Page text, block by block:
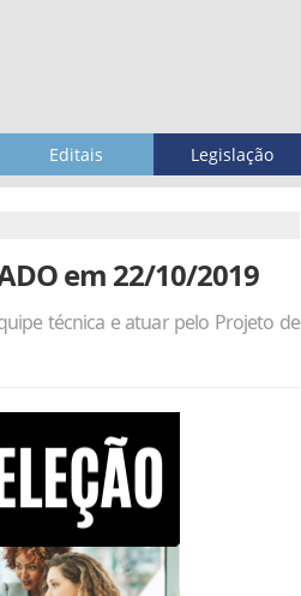
Editais Legislação
em 22/10/2019
técnica e atuar pelo Projeto de